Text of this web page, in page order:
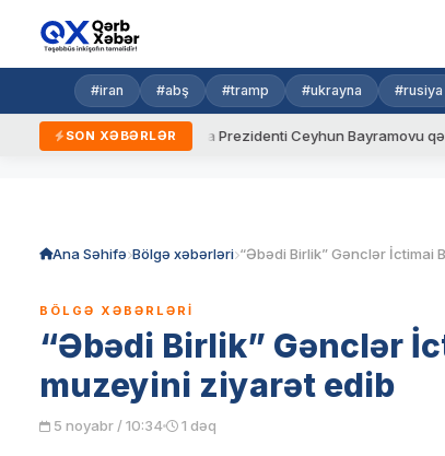
#iran #abş #tramp #ukrayna #rusiya
SON XƏBƏRLƏR
Ukrayna Prezidenti Ceyhun Bayramovu qəbul edib
Ana Səhifə Bölgə xəbərləri
BÖLGƏ XƏBƏRLƏRI
“Əbədi Birlik” Gənclər
muzeyini ziyarət edib
5 noyabr / 10:34 1 dəq